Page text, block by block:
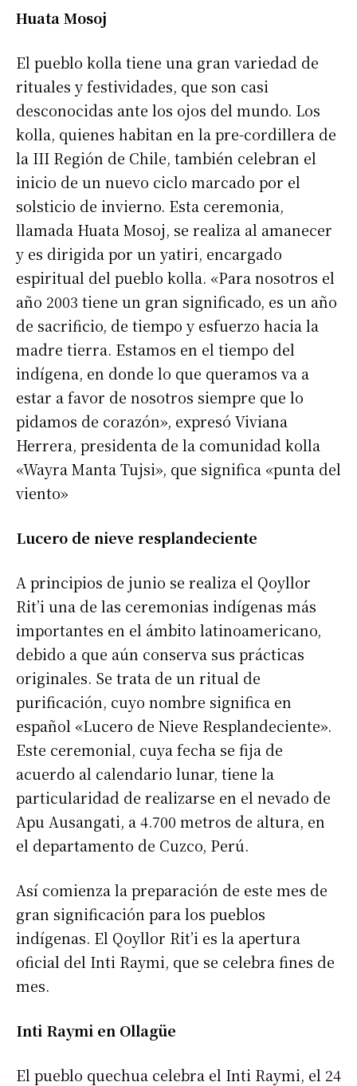
Huata Mosoj
El pueblo kolla tiene una gran variedad de
rituales y festividades, que son casi
desconocidas ante los ojos del mundo. Los
kolla, quienes habitan en la pre-cordillera de
la III Región de Chile, también celebran el
inicio de un nuevo ciclo marcado por el
solsticio de invierno. Esta ceremonia,
llamada Huata Mosoj, se realiza al amanecer
y es dirigida por un yatiri, encargado
espiritual del pueblo kolla. «Para nosotros el
año 2003 tiene un gran significado, es un año
de sacrificio, de tiempo y esfuerzo hacia la
madre tierra. Estamos en el tiempo del
indígena, en donde lo que queramos va a
estar a favor de nosotros siempre que lo
pidamos de corazón», expresó Viviana
Herrera, presidenta de la comunidad kolla
«Wayra Manta Tujsi», que significa «punta del
viento»
Lucero de nieve resplandeciente
A principios de junio se realiza el Qoyllor
Rit’i una de las ceremonias indígenas más
importantes en el ámbito latinoamericano,
debido a que aún conserva sus prácticas
originales. Se trata de un ritual de
purificación, cuyo nombre significa en
español «Lucero de Nieve Resplandeciente».
Este ceremonial, cuya fecha se fija de
acuerdo al calendario lunar, tiene la
particularidad de realizarse en el nevado de
Apu Ausangati, a 4.700 metros de altura, en
el departamento de Cuzco, Perú.
Así comienza la preparación de este mes de
gran significación para los pueblos
indígenas. El Qoyllor Rit’i es la apertura
oficial del Inti Raymi, que se celebra fines de
mes.
Inti Raymi en Ollagüe
El pueblo quechua celebra el Inti Raymi, el 24